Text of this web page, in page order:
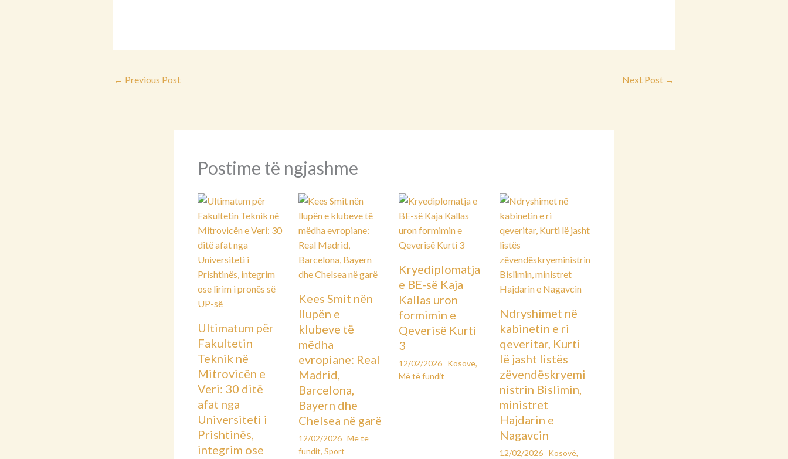
← Previous Post Next Post →
Postime të ngjashme
Ultimatum për
Fakultetin
Teknik në
Mitrovicën e
Veri: 30 ditë
afat nga
Universiteti i
Prishtinës,
integrim ose
Kees Smit nën
llupën e
klubeve të
mëdha
evropiane: Real
Madrid,
Barcelona,
Bayern dhe
Chelsea në garë
12/02/2026 Më të
fundit, Sport
Kryediplomatja
e BE-së Kaja
Kallas uron
formimin e
Qeverisë Kurti
3
12/02/2026 Kosovë,
Më të fundit
Ndryshimet në
kabinetin e ri
qeveritar, Kurti
lë jasht listës
zëvendëskryemi
nistrin Bislimin,
ministret
Hajdarin e
Nagavcin
12/02/2026 Kosovë,